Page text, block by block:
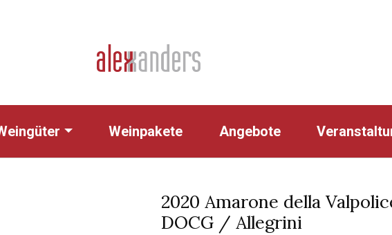
Weinpakete Angebote
2020 Amarone della
DOCG / Allegrini